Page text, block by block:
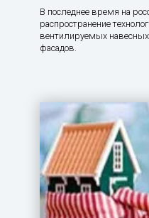
В последнее время на
распространение
вентилируемых
фасадов.